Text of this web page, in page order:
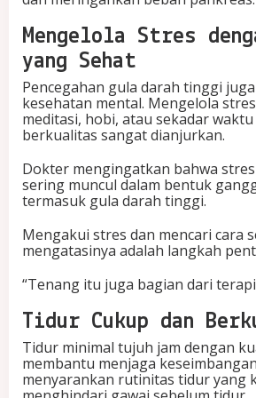
Mengelola Stres
yang Sehat
Pencegahan gula darah tinggi
kesehatan mental. Mengelola
meditasi, hobi, atau sekadar
berkualitas sangat dianjurkan.
Dokter mengingatkan bahwa
sering muncul dalam bentuk
termasuk gula darah tinggi.
Mengakui stres dan mencari cara
mengatasinya adalah langkah
“Tenang itu juga bagian dari
Tidur Cukup dan
Tidur minimal tujuh jam dengan
membantu menjaga
menyarankan rutinitas tidur yang